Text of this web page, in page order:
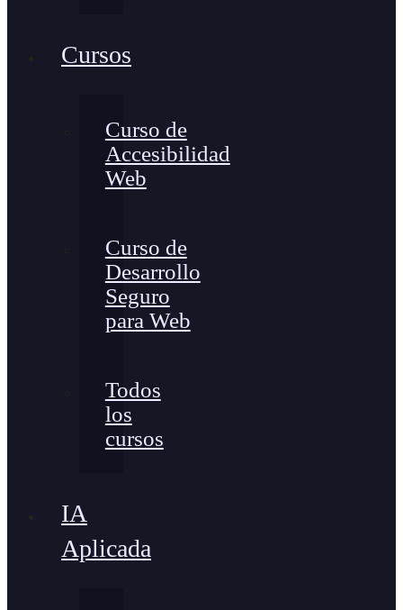
Cursos
Curso de
Accesibilidad
Web
Curso de
Desarrollo
Seguro
para Web
Todos
los
cursos
IA
Aplicada